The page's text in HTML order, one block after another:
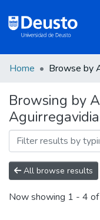
All of DSpace
Home Browse by
Browsing by
All browse results
Now showing 1 - 4